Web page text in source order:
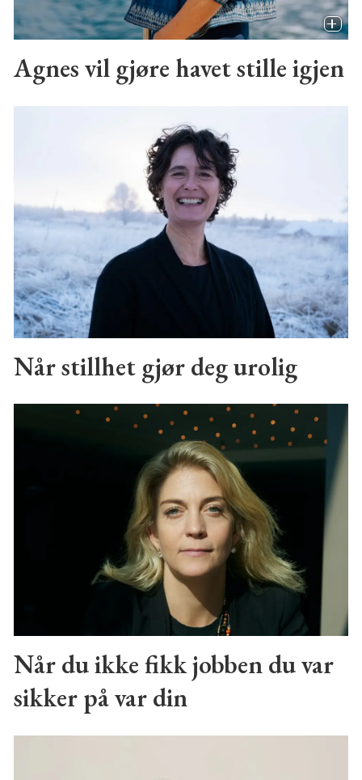
Agnes vil gjøre havet stille igjen
Når stillhet gjør deg urolig
Når du ikke fikk jobben du var
sikker på var din